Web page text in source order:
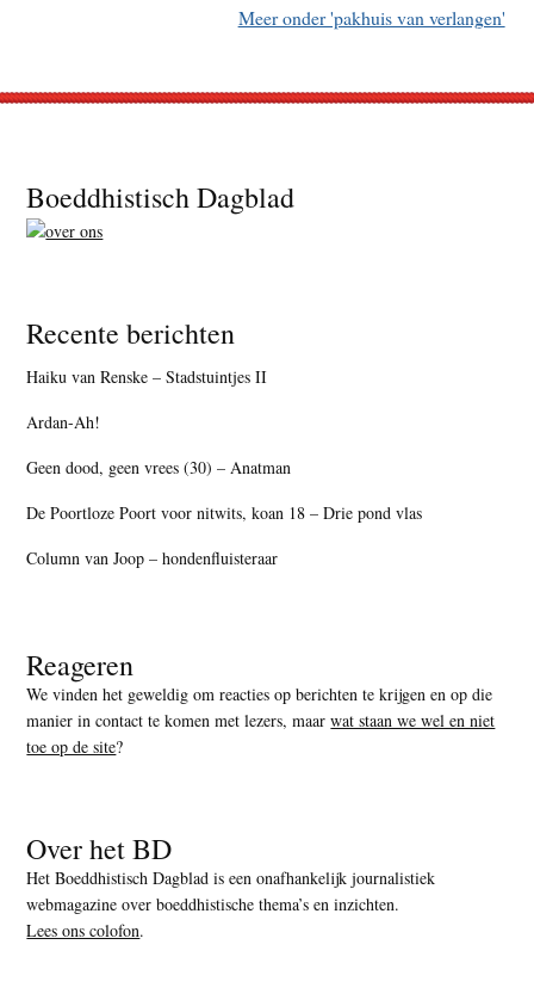
Meer onder 'pakhuis van verlangen'
Footer
Boeddhistisch Dagblad
Recente berichten
Haiku van Renske – Stadstuintjes II
Ardan-Ah!
Geen dood, geen vrees (30) – Anatman
De Poortloze Poort voor nitwits, koan 18 – Drie pond vlas
Column van Joop – hondenfluisteraar
Reageren
We vinden het geweldig om reacties op berichten te krijgen en op die
manier in contact te komen met lezers, maarwat staan we wel en niet
toe op de site?
Over het BD
Het Boeddhistisch Dagblad is een onafhankelijk journalistiek
webmagazine over boeddhistische thema’s en inzichten.
Lees ons colofon.